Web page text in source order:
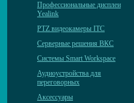
Профессиональные дисплеи
Yealink
PTZ видеокамеры ITC
Серверные решения ВКС
Системы Smart Workspace
Аудиоустройства для
переговорных
Аксессуары